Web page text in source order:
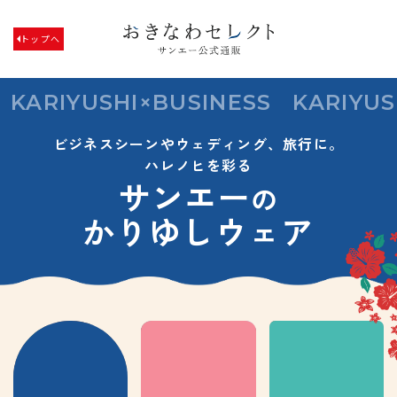
トップへ
KARIYUSHI×BUSINESS
ビジネスシーンやウェディング、旅行に。
ハレノヒを彩る
サンエーの
かりゆしウェア